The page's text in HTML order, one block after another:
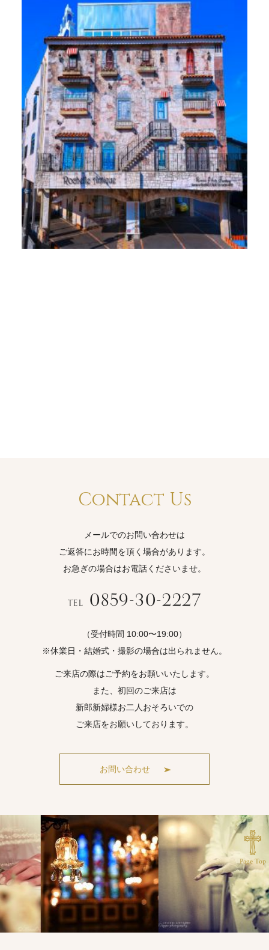
Contact Us
メールでのお問い合わせは
ご返答にお時間を頂く場合があります。
お急ぎの場合はお電話くださいませ。
TEL 0859-30-2227
（受付時間 10:00〜19:00）
※休業日・結婚式・撮影の場合は出られません。
ご来店の際はご予約をお願いいたします。
また、初回のご来店は
新郎新婦様お二人おそろいでの
ご来店をお願いしております。
お問い合わせ
Page Top